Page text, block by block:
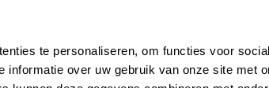
te personaliseren, om functies voor
informatie over uw gebruik van onze site met
begane grond, verdeeld over 165 m²